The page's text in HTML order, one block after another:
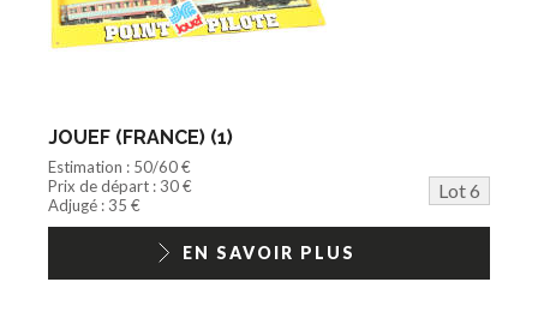
JOUEF (FRANCE) (1)
Estimation : 50/60 €
Prix de départ : 30 €
Lot 6
Adjugé : 35 €
EN SAVOIR PLUS